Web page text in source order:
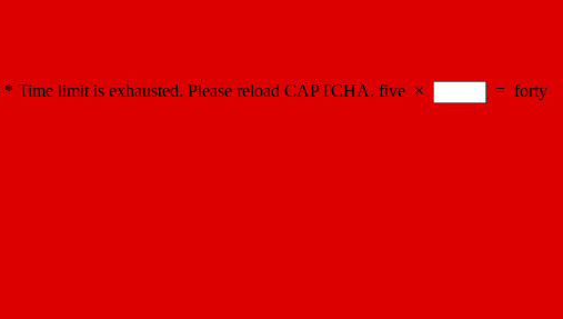
* Time limit is exhausted. Please reload CAPTCHA. five × = forty